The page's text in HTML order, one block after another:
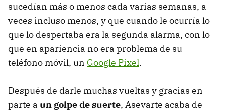
sucedían más o menos cada varias semanas, a
veces incluso menos, y que cuando le ocurría lo
que lo despertaba era la segunda alarma, con lo
que en apariencia no era problema de su
teléfono móvil, un Google Pixel.
Después de darle muchas vueltas y gracias en
parte a un golpe de suerte, Asevarte acaba de